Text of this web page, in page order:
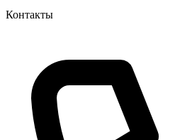
Контакты